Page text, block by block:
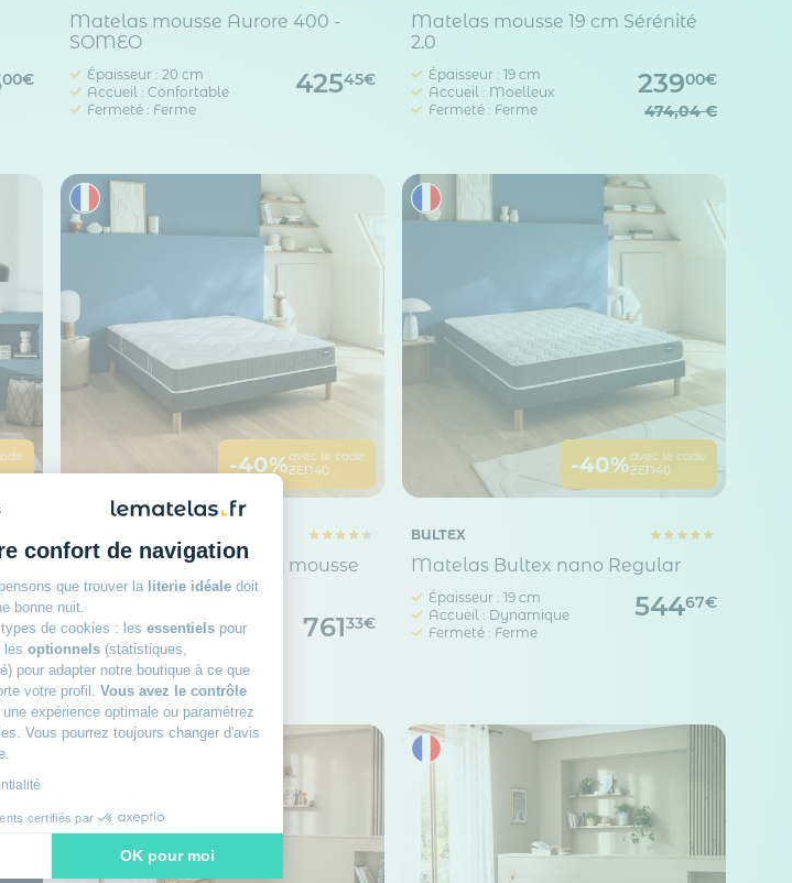
confort de navigation
que trouver la literie idéale doit
bonne nuit.
de cookies : les essentiels pour
les optionnels (statistiques,
pour adapter notre boutique à ce que
votre profil. Vous avez le contrôle
expérience optimale ou paramétrez
Vous pourrez toujours changer d'avis
certifiés par
OK pour moi
00€
Matelas mousse Aurore 400 -
SOMEO
Épaisseur : 20 cm
Accueil : Confortable
Fermeté : Ferme
42545€
Matelas mousse 19 cm Sérénité
2.0
Épaisseur : 19 cm
Accueil : Moelleux
Fermeté : Ferme
23900€
474,04 €
33€
-40%avec le code
ZEN40
Matelas Bultex nano et mousse
de confort So Good
Épaisseur : 22 cm
Accueil : Confortable
Fermeté : Très Ferme
76133€
-40%avec le code
ZEN40
BULTEX
Matelas Bultex nano Regular
Épaisseur : 19 cm
Accueil : Dynamique
Fermeté : Ferme
54467€